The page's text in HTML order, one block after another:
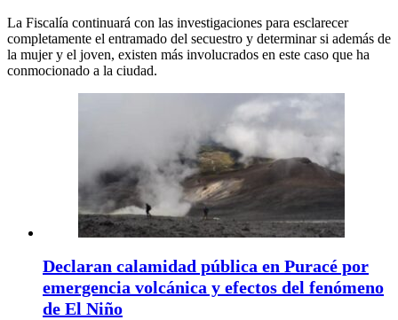
La Fiscalía continuará con las investigaciones para esclarecer
completamente el entramado del secuestro y determinar si además de
la mujer y el joven, existen más involucrados en este caso que ha
conmocionado a la ciudad.
Declaran calamidad pública en Puracé por
emergencia volcánica y efectos del fenómeno
de El Niño